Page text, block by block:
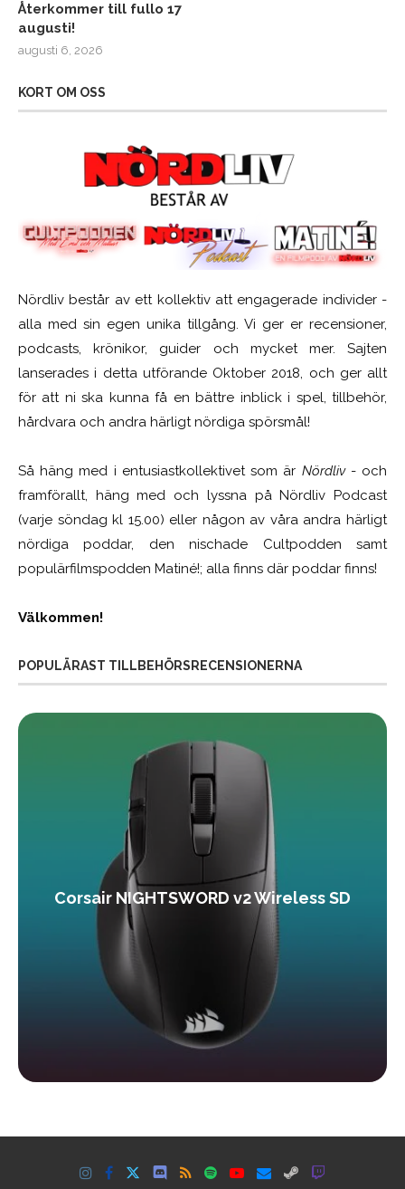
Återkommer till fullo 17
augusti!
augusti 6, 2026
KORT OM OSS
Nördliv består av ett kollektiv att engagerade individer -
alla med sin egen unika tillgång. Vi ger er recensioner,
podcasts, krönikor, guider och mycket mer. Sajten
lanserades i detta utförande Oktober 2018, och ger allt
för att ni ska kunna få en bättre inblick i spel, tillbehör,
hårdvara och andra härligt nördiga spörsmål!
Så häng med i entusiastkollektivet som är Nördliv- och
framförallt, häng med och lyssna på Nördliv Podcast
(varje söndag kl 15.00) eller någon av våra andra härligt
nördiga poddar, den nischade Cultpodden samt
populärfilmspodden Matiné!; alla finns där poddar finns!
Välkommen!
POPULÄRAST TILLBEHÖRSRECENSIONERNA
Corsair NIGHTSWORD v2 Wireless SD